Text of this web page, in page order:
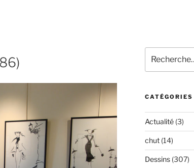
pour
:
CATÉGORIES
Actualité(3)
chut(14)
Dessins(307)